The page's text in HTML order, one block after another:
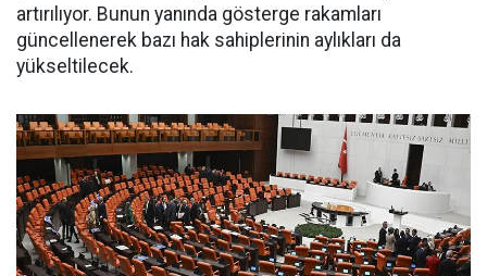
artırılıyor. Bunun yanında gösterge rakamları
güncellenerek bazı hak sahiplerinin aylıkları da
yükseltilecek.